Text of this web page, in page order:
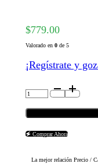
$779.00
Valorado en0 de 5
¡Regístrate y
de
Elefante
Corazón
de
Oro
🗲 Comprar Ahora
La mejor relación Precio /